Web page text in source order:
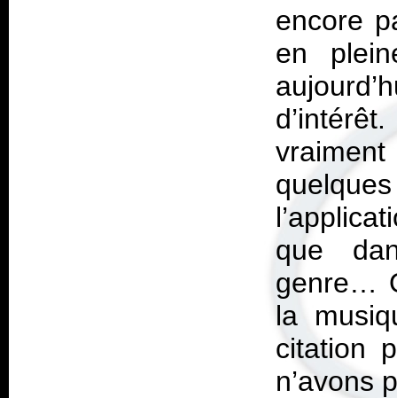
encore
en
que
genre…
la
citation
n’avons